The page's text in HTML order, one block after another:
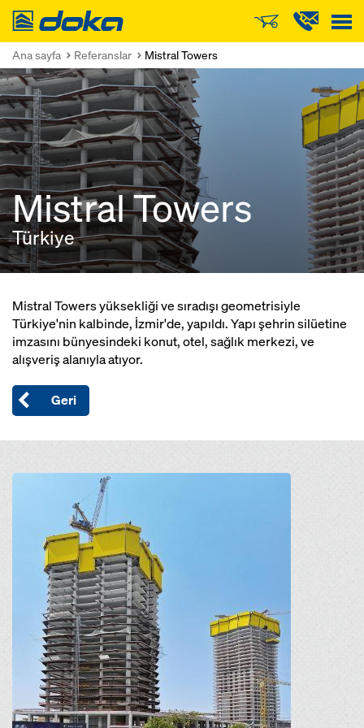
Doka
Ana sayfa Referanslar Mistral Towers
Mistral Towers
Türkiye
Mistral Towers yüksekliği ve sıradışı geometrisiyle
Türkiye'nin kalbinde, İzmir'de, yapıldı. Yapı şehrin silüetine
imzasını bünyesindeki konut, otel, sağlık merkezi, ve
alışveriş alanıyla atıyor.
Geri
Open